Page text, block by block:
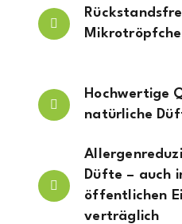
Hochwertige
natürliche
Düfte – auch
öffentlichen
verträglich